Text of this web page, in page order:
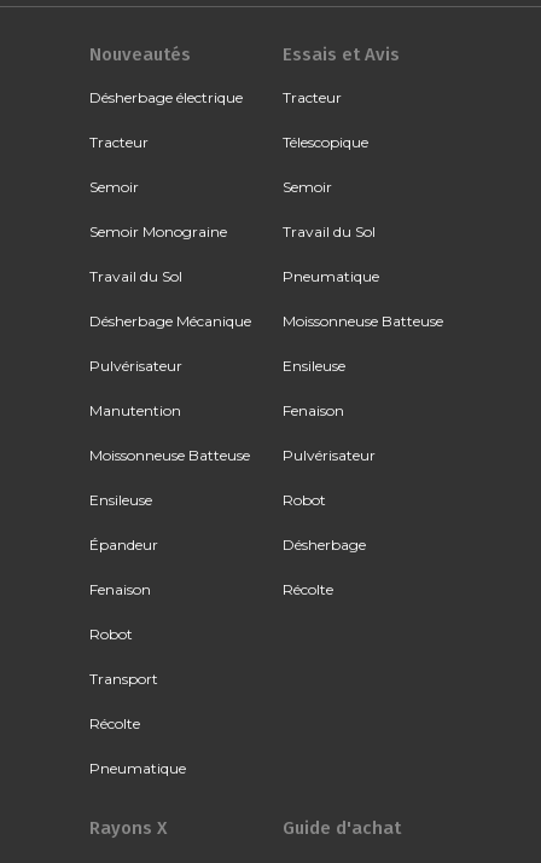
Nouveautés
Désherbage électrique
Tracteur
Semoir
Semoir Monograine
Travail du Sol
Désherbage Mécanique
Pulvérisateur
Manutention
Moissonneuse Batteuse
Ensileuse
Épandeur
Fenaison
Robot
Transport
Récolte
Pneumatique
Essais et Avis
Tracteur
Télescopique
Semoir
Travail du Sol
Pneumatique
Moissonneuse Batteuse
Ensileuse
Fenaison
Pulvérisateur
Robot
Désherbage
Récolte
Rayons X Guide d'achat